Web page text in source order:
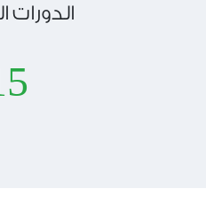
الدورات